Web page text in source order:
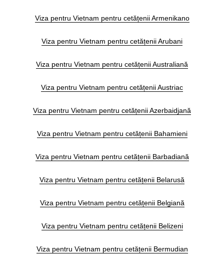
Viza pentru Vietnam pentru cetățenii Armenikano
Viza pentru Vietnam pentru cetățenii Arubani
Viza pentru Vietnam pentru cetățenii Australiană
Viza pentru Vietnam pentru cetățenii Austriac
Viza pentru Vietnam pentru cetățenii Azerbaidjană
Viza pentru Vietnam pentru cetățenii Bahamieni
Viza pentru Vietnam pentru cetățenii Barbadiană
Viza pentru Vietnam pentru cetățenii Belarusă
Viza pentru Vietnam pentru cetățenii Belgiană
Viza pentru Vietnam pentru cetățenii Belizeni
Viza pentru Vietnam pentru cetățenii Bermudian